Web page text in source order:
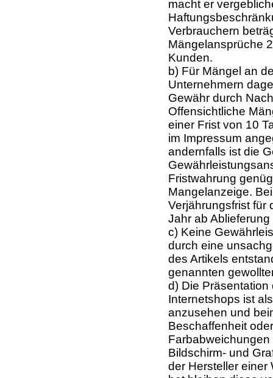
macht er
Verbrauchern
Mängelansprüche
Kunden.
b) Für Mängel an
Unternehmern
Gewähr durch
Offensichtliche
einer Frist von 10
im Impressum
andernfalls ist die
Fristwahrung
Mangelanzeige.
Verjährungsfrist für
Jahr ab
c) Keine
durch eine
des Artikels
genannten
d) Die Präsentation
Internetshops ist
anzusehen und
Beschaffenheit
Bildschirm- und
der Hersteller einer